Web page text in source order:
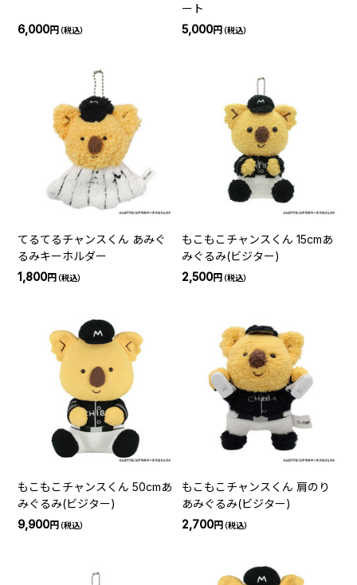
6,000円（税込）
ート
5,000円（税込）
てるてるチャンスくん あみぐ
るみキーホルダー
1,800円（税込）
もこもこチャンスくん 15cmあ
みぐるみ(ビジター)
2,500円（税込）
もこもこチャンスくん 50cmあ
みぐるみ(ビジター)
9,900円（税込）
もこもこチャンスくん 肩のり
あみぐるみ(ビジター)
2,700円（税込）